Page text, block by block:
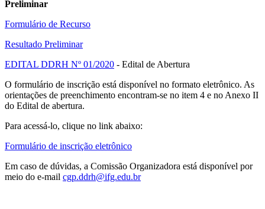
Preliminar
Formulário de Recurso
Resultado Preliminar
EDITAL DDRH Nº 01/2020 - Edital de Abertura
O formulário de inscrição está disponível no formato eletrônico. As
orientações de preenchimento encontram-se no item 4 e no Anexo II
do Edital de abertura.
Para acessá-lo, clique no link abaixo:
Formulário de inscrição eletrônico
Em caso de dúvidas, a Comissão Organizadora está disponível por
meio do e-mail cgp.ddrh@ifg.edu.br